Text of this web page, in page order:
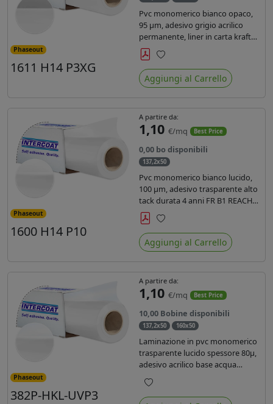
Phaseout
1611 H14 P3XG
Pvc monomerico bianco opaco,
95 µm, adesivo grigio acrilico
permanente, liner in carta kraft
siliconata 135gr/mq. Durata 3
anni, certificato FR B1, conforme
al REACH, stampa con ink
solvente, ecosolvente, uv e latex (
Preferiti
Aggiungi al Carrello
Phaseout
1600 H14 P10
A partire da:
1,10 €/mq Best Price
0,00 bo disponibili
137,2x50
Pvc monomerico bianco lucido,
100 µm, adesivo trasparente alto
tack durata 4 anni FR B1 REACH
per stampa solvente ecosolvente
uv latex, Liner in carta KRAFT
monosiliconata 135gr. brand
Intercoat.
Preferiti
Aggiungi al Carrello
Phaseout
382P-HKL-UVP3
A partire da:
1,10 €/mq Best Price
10,00 Bobine disponibili
137,2x50 160x50
Laminazione in pvc monomerico
trasparente lucido spessore 80µ,
adesivo acrilico base acqua
permanente, liner in carta
glassine siliconata da 72 gr. Durata
3 anni, ideale per laminare stampe
Preferiti